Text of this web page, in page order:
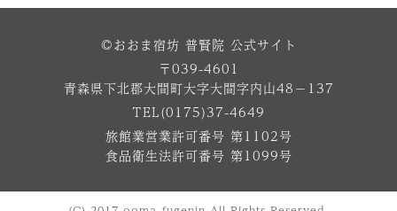
©おおま宿坊 普賢院 公式サイト
〒039-4601
青森県下北郡大間町大字大間字内山48−137
TEL(0175)37-4649
旅館業営業許可番号 第1102号
食品衛生法許可番号 第1099号